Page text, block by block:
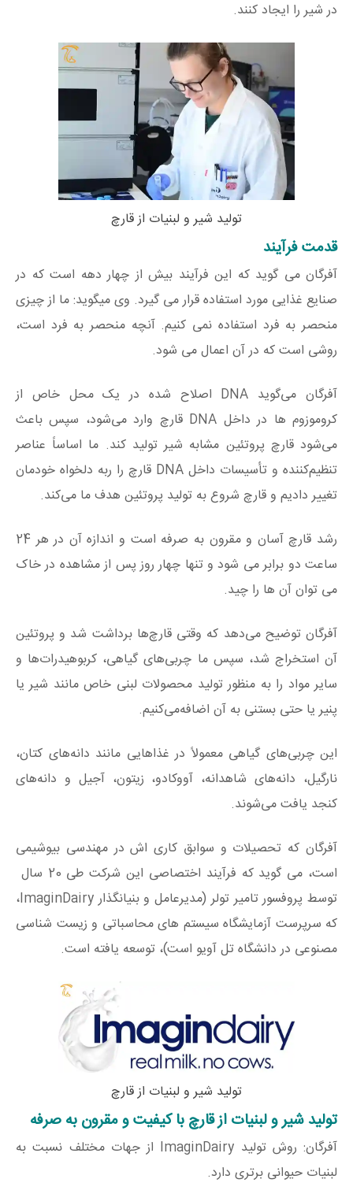
در شیر را ایجاد کنند.
تولید شیر و لبنیات از قارچ
قدمت فرآیند
آفرگان می گوید که این فرآیند بیش از چهار دهه است که در
صنایع غذایی مورد استفاده قرار می گیرد. وی میگوید: ما از چیزی
منحصر به فرد استفاده نمی کنیم. آنچه منحصر به فرد است،
روشی است که در آن اعمال می شود.
آفرگان می‌گوید DNA اصلاح‌ شده در یک محل خاص از
کروموزوم ها در داخل DNA قارچ وارد می‌شود، سپس باعث
می‌شود قارچ پروتئین مشابه شیر تولید کند. ما اساساً عناصر
تنظیم‌کننده و تأسیسات داخل DNA قارچ را ربه دلخواه خودمان
تغییر دادیم و قارچ شروع به تولید پروتئین هدف ما می‌کند.
رشد قارچ آسان و مقرون به صرفه است و اندازه آن در هر 24
ساعت دو برابر می شود و تنها چهار روز پس از مشاهده در خاک
می توان آن ها را چید.
آفرگان توضیح می‌دهد که وقتی قارچ‌ها برداشت‌ شد و پروتئین
آن استخراج شد، سپس ما چربی‌های گیاهی، کربوهیدرات‌ها و
سایر مواد را به منظور تولید محصولات لبنی خاص مانند شیر یا
پنیر یا حتی بستنی به آن اضافه‌می‌کنیم.
این چربی‌های گیاهی معمولاً در غذاهایی مانند دانه‌های کتان،
نارگیل، دانه‌های شاهدانه، آووکادو، زیتون، آجیل و دانه‌های
کنجد یافت می‌شوند.
آفرگان که تحصیلات و سوابق کاری اش در مهندسی بیوشیمی
است، می گوید که فرآیند اختصاصی این شرکت طی 20 سال
توسط پروفسور تامیر تولر (مدیرعامل و بنیانگذار ImaginDairy،
که سرپرست آزمایشگاه سیستم های محاسباتی و زیست شناسی
مصنوعی در دانشگاه تل آویو است)، توسعه یافته است.
تولید شیر و لبنیات از قارچ
تولید شیر و لبنیات از قارچ با کیفیت و مقرون به صرفه
آفرگان: روش تولید ImaginDairy از جهات مختلف نسبت به
لبنیات حیوانی برتری دارد.